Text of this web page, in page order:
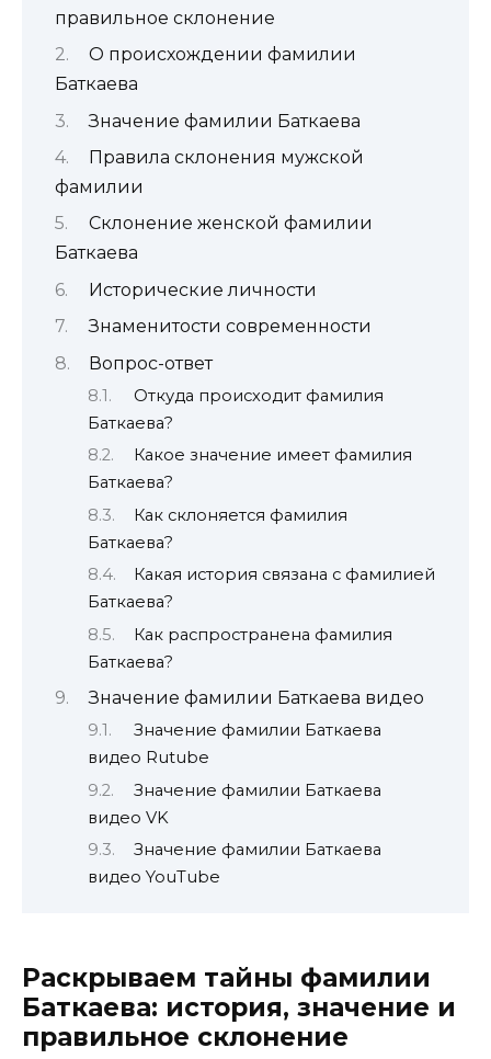
правильное склонение
О происхождении фамилии
Баткаева
Значение фамилии Баткаева
Правила склонения мужской
фамилии
Склонение женской фамилии
Баткаева
Исторические личности
Знаменитости современности
Вопрос-ответ
Откуда происходит фамилия
Баткаева?
Какое значение имеет фамилия
Баткаева?
Как склоняется фамилия
Баткаева?
Какая история связана с фамилией
Баткаева?
Как распространена фамилия
Баткаева?
Значение фамилии Баткаева видео
Значение фамилии Баткаева
видео Rutube
Значение фамилии Баткаева
видео VK
Значение фамилии Баткаева
видео YouTube
Раскрываем тайны фамилии
Баткаева: история, значение и
правильное склонение